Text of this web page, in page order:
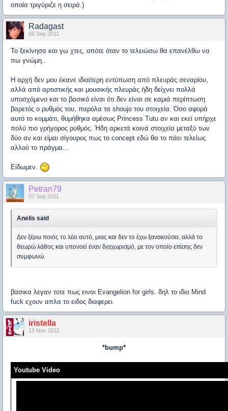
οποία τριγύριζε η σειρά.)
Radagast
06 Sep 2011
Το ξεκίνησα και γω χτες, οπότε όταν το τελειώσω θα επανέλθω να
πω γνώμη..
Η αρχή δεν μου έκανε ιδιαίτερη εντύπωση από πλευράς σεναρίου,
αλλά από αρτιστικής και μουσικής πλευράς ήδη δείχνει πολλά
υποσχόμενο και το βασικό είναι ότι δεν είναι σε καμιά περίπτωση
βαρετός ο ρυθμός του, παρόλα τα shoujo του στοιχεία. Όσο αφορά
αυτό το κομμάτι, θυμήθηκα αμέσως Princess Tutu αν και εκεί υπήρχε
πολύ πιο γρήγορος ρυθμός. Ήδη αρκετά κοινά στοιχεία μεταξύ των
δύο αν και είμαι σίγουρος πως το concept εδώ θα το πάει τελείως
αλλού το πράγμα...
Είδωμεν.
Petran79
07 Sep 2011
Anelis said
Δεν ξέρω ποιός το λέει αυτό, μιας και δεν το έχω ξανακούσει, αλλά το
θεωρώ λάθος και υπονοεί έναν διαχωρισμό, με τον οποίο επίσης δεν
συμφωνώ.
βασικα λεγαν τοτε πως ειναι Evangelion for girls. δηλ το ιδιο Mind
fuck εχουν απλα το ειδος διαφερει.
iristella
13 Nov 2011
*bump*
Youtube Video